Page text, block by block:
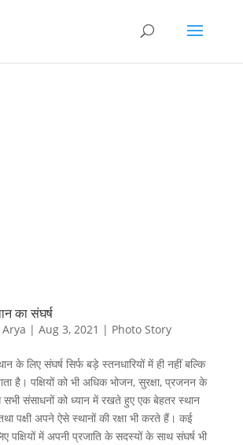
का संघर्ष
| Aug 3, 2021 | Photo Story
के लिए संघर्ष सिर्फ बड़े स्तनधारियों में ही नहीं बल्कि
है। पक्षियों को भी अधिक भोजन, सुरक्षा, प्रजनन के
संसाधनों को ध्यान में रखते हुए एक बेहतर स्थान
पक्षी अपने ऐसे स्थानों की रक्षा भी करते हैं। कई
पक्षियों में अपनी प्रजाति के सदस्यों के साथ संघर्ष भी